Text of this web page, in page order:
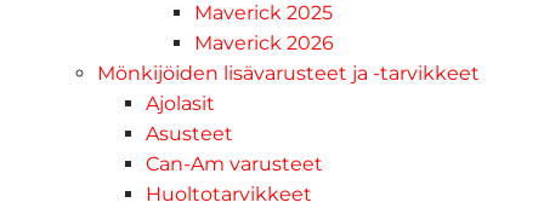
Maverick 2025
Maverick 2026
Mönkijöiden lisävarusteet ja -tarvikkeet
Ajolasit
Asusteet
Can-Am varusteet
Huoltotarvikkeet